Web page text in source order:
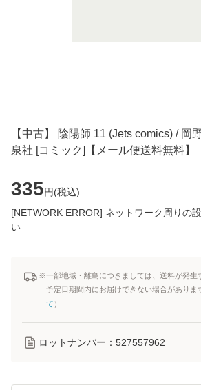
【中古】 陰陽師 11 (Jets comics) / 岡
泉社 [コミック]【メール便送料無料】
335円(税込)
[NETWORK ERROR] ネットワーク周りの
い
※一部地域・離島につきましては、送料が発生
予定日期間内にお届けできない場合がありま
て ）
ロットナンバー： 527557962